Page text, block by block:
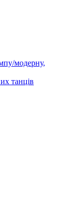
модерну,
танців